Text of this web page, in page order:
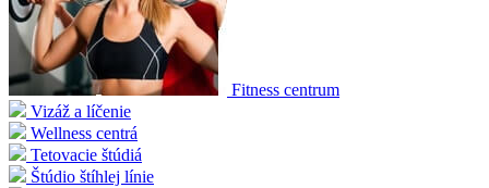
Fitness centrum
Vizáž a líčenie
Wellness centrá
Tetovacie štúdiá
Štúdio štíhlej línie